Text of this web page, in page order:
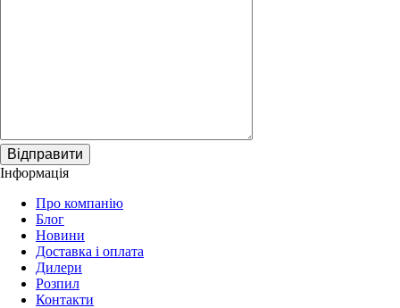
Відправити
Інформація
Про компанію
Блог
Новини
Доставка і оплата
Дилери
Розпил
Контакти